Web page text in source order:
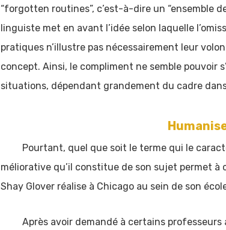
“forgotten routines”, c’est-à-dire un “ensemble
linguiste met en avant l’idée selon laquelle
pratiques n’illustre pas nécessairement leur
concept. Ainsi, le compliment ne semble pouvoir
situations, dépendant grandement du cadre
Pourtant, quel que soit le terme qui le
méliorative qu’il constitue de son sujet permet
Shay Glover réalise à Chicago au sein de son
Après avoir demandé à certains professeurs